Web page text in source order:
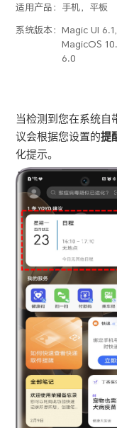
适用产品： 手机，平板
系统版本：Magic UI
MagicOS
6.0
当检测到您在系统自
议会根据您设置的提
化提示。